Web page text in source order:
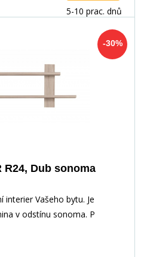
5-10 prac. dnů
-30%
R24, Dub sonoma
interier Vašeho bytu. Je
v odstínu sonoma. P